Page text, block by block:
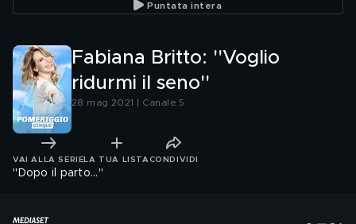
Puntata intera
Fabiana Britto: ''Voglio
ridurmi il seno''
28 mag 2021 | Canale 5
VAI ALLA SERIE LA TUA LISTA CONDIVIDI
''Dopo il parto...''